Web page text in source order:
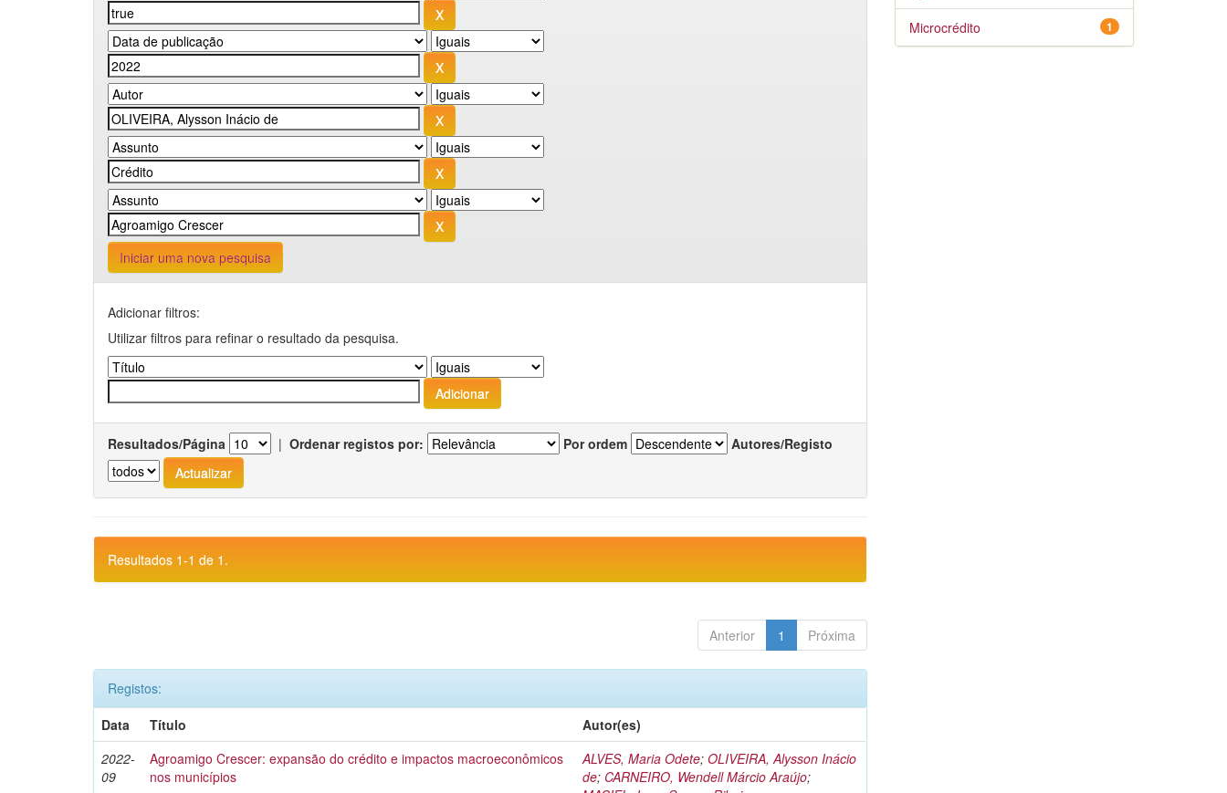
Iniciar uma nova pesquisa
Adicionar filtros:
Utilizar filtros para refinar o resultado da pesquisa.
Resultados/Página | Ordenar registos por: Por ordem Autores/Registo
Resultados 1-1 de 1.
Anterior 1 Próxima
Registos:
Data
Título
Autor(es)
2022-
09
Agroamigo Crescer: expansão do crédito e impactos macroeconômicos
nos municípios
ALVES, Maria Odete;OLIVEIRA, Alysson Inácio
de; CARNEIRO, Wendell Márcio Araújo;
1
Microcrédito